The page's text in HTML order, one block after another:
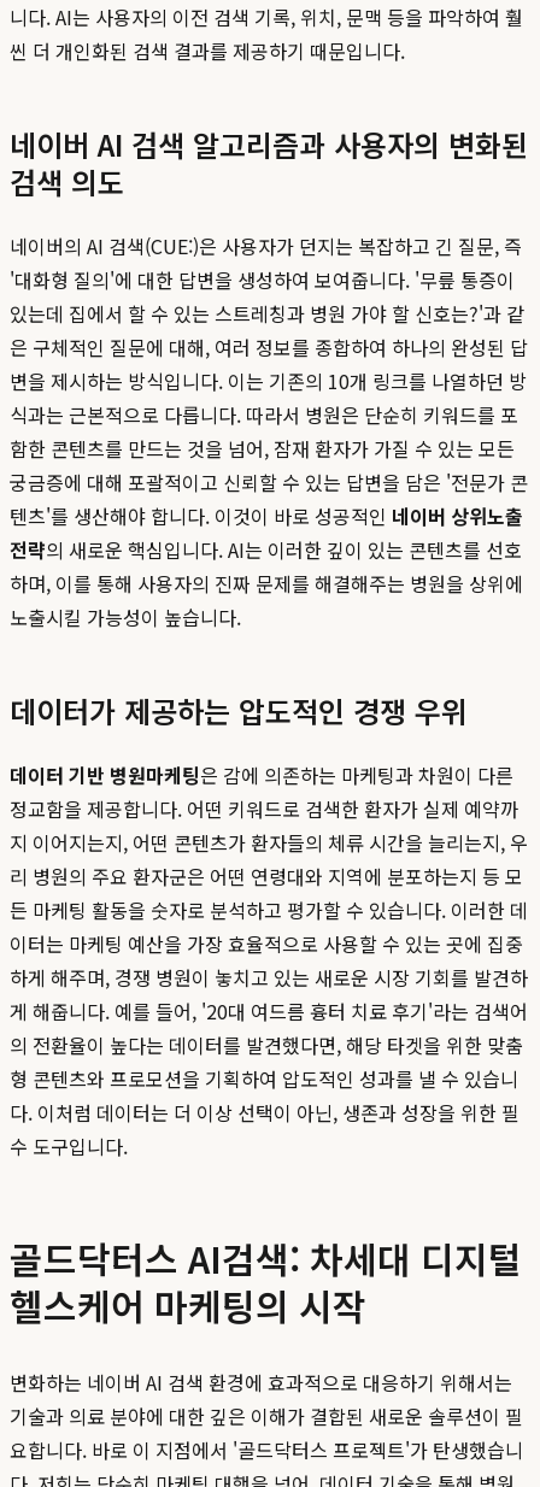
니다. AI는 사용자의 이전 검색 기록, 위치, 문맥 등을 파악하여 훨
씬 더 개인화된 검색 결과를 제공하기 때문입니다.
네이버 AI 검색 알고리즘과 사용자의 변화된
검색 의도
네이버의 AI 검색(CUE:)은 사용자가 던지는 복잡하고 긴 질문, 즉
'대화형 질의'에 대한 답변을 생성하여 보여줍니다. '무릎 통증이
있는데 집에서 할 수 있는 스트레칭과 병원 가야 할 신호는?'과 같
은 구체적인 질문에 대해, 여러 정보를 종합하여 하나의 완성된 답
변을 제시하는 방식입니다. 이는 기존의 10개 링크를 나열하던 방
식과는 근본적으로 다릅니다. 따라서 병원은 단순히 키워드를 포
함한 콘텐츠를 만드는 것을 넘어, 잠재 환자가 가질 수 있는 모든
궁금증에 대해 포괄적이고 신뢰할 수 있는 답변을 담은 '전문가 콘
텐츠'를 생산해야 합니다. 이것이 바로 성공적인 네이버 상위노출
전략의 새로운 핵심입니다. AI는 이러한 깊이 있는 콘텐츠를 선호
하며, 이를 통해 사용자의 진짜 문제를 해결해주는 병원을 상위에
노출시킬 가능성이 높습니다.
데이터가 제공하는 압도적인 경쟁 우위
데이터 기반 병원마케팅은 감에 의존하는 마케팅과 차원이 다른
정교함을 제공합니다. 어떤 키워드로 검색한 환자가 실제 예약까
지 이어지는지, 어떤 콘텐츠가 환자들의 체류 시간을 늘리는지, 우
리 병원의 주요 환자군은 어떤 연령대와 지역에 분포하는지 등 모
든 마케팅 활동을 숫자로 분석하고 평가할 수 있습니다. 이러한 데
이터는 마케팅 예산을 가장 효율적으로 사용할 수 있는 곳에 집중
하게 해주며, 경쟁 병원이 놓치고 있는 새로운 시장 기회를 발견하
게 해줍니다. 예를 들어, '20대 여드름 흉터 치료 후기'라는 검색어
의 전환율이 높다는 데이터를 발견했다면, 해당 타겟을 위한 맞춤
형 콘텐츠와 프로모션을 기획하여 압도적인 성과를 낼 수 있습니
다. 이처럼 데이터는 더 이상 선택이 아닌, 생존과 성장을 위한 필
수 도구입니다.
골드닥터스 AI검색: 차세대 디지털
헬스케어 마케팅의 시작
변화하는 네이버 AI 검색 환경에 효과적으로 대응하기 위해서는
기술과 의료 분야에 대한 깊은 이해가 결합된 새로운 솔루션이 필
요합니다. 바로 이 지점에서 '골드닥터스 프로젝트'가 탄생했습니